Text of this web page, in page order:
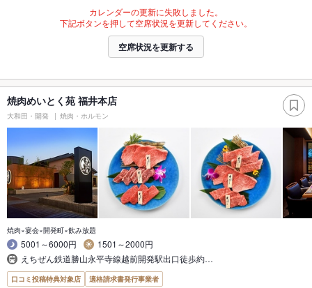
カレンダーの更新に失敗しました。
下記ボタンを押して空席状況を更新してください。
空席状況を更新する
焼肉めいとく苑 福井本店
大和田・開発 焼肉・ホルモン
焼肉×宴会×開発町×飲み放題
5001～6000円
1501～2000円
えちぜん鉄道勝山永平寺線越前開発駅出口徒歩約…
口コミ投稿特典対象店 適格請求書発行事業者